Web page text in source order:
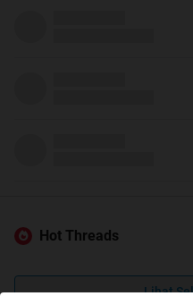
Hot Threads
Lihat